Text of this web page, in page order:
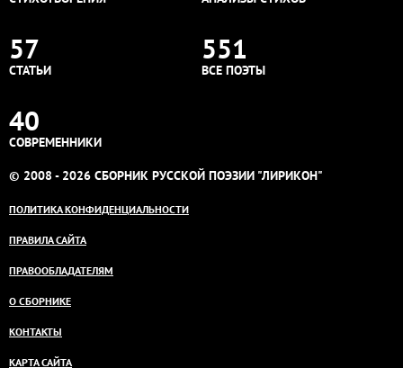
57
СТАТЬИ
551
ВСЕ ПОЭТЫ
40
СОВРЕМЕННИКИ
© 2008 - 2026 СБОРНИК РУССКОЙ ПОЭЗИИ "ЛИРИКОН"
ПОЛИТИКА КОНФИДЕНЦИАЛЬНОСТИ
ПРАВИЛА САЙТА
ПРАВООБЛАДАТЕЛЯМ
О СБОРНИКЕ
КОНТАКТЫ
КАРТА САЙТА